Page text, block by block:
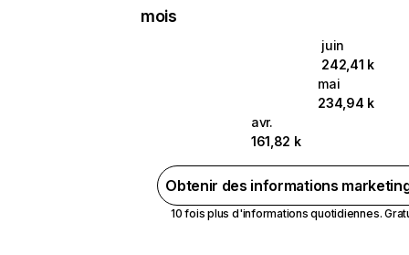
mois
juin
242,41 k
mai
234,94 k
avr.
161,82 k
Obtenir des informations
10 fois plus d'informations quotidiennes.